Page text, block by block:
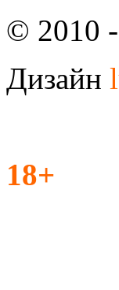
© 2010
Дизайн
18+